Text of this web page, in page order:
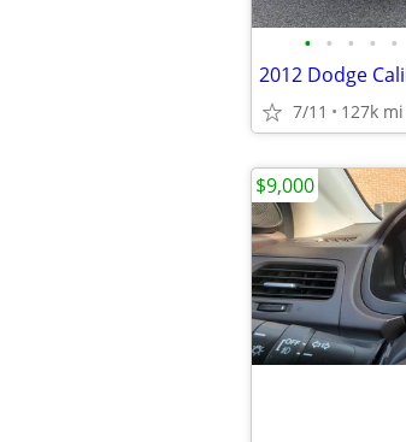
• • • • •
2012 Dodge
7/11 127k mi
$9,000